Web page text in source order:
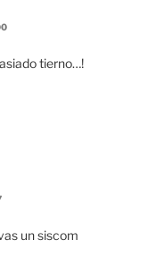
tierno…!
un siscom